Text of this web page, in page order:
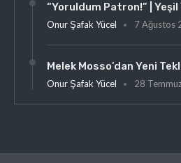
“Yoruldum Patron!” |
Onur Şafak Yücel 7 Ağustos
Melek Mosso’dan Yeni
Onur Şafak Yücel 28